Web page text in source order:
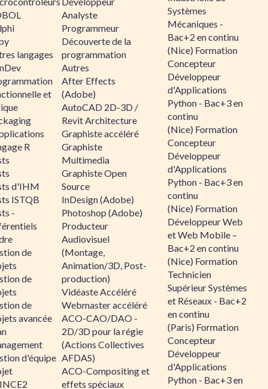
langages
et
R
d'IHM
ISTQB
-
de
de
de
avancée
d'équipe
Analyste
Programmeur
Découverte de la
programmation
Autres
After Effects
(Adobe)
AutoCAD 2D-3D /
Revit Architecture
Graphiste accéléré
Graphiste
Multimedia
Graphiste Open
Source
InDesign (Adobe)
Photoshop (Adobe)
Producteur
Audiovisuel
(Montage,
Animation/3D, Post-
production)
Vidéaste Accéléré
Webmaster accéléré
ACO-CAO/DAO -
2D/3D pour la régie
(Actions Collectives
AFDAS)
ACO-Compositing et
effets spéciaux
Systèmes
Mécaniques -
Bac+2 en continu
(Nice) Formation
Concepteur
Développeur
d'Applications
Python - Bac+3 en
continu
(Nice) Formation
Concepteur
Développeur
d'Applications
Python - Bac+3 en
continu
(Nice) Formation
Développeur Web
et Web Mobile –
Bac+2 en continu
(Nice) Formation
Technicien
Supérieur Systèmes
et Réseaux - Bac+2
en continu
(Paris) Formation
Concepteur
Développeur
d'Applications
Python - Bac+3 en